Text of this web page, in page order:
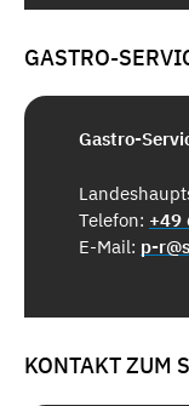
GASTRO-
Gastro-
Telefon: +49
E-Mail: p-
KONTAKT ZUM